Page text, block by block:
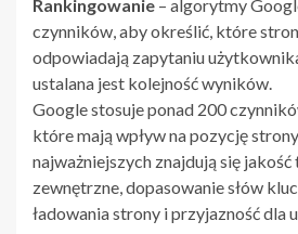
Rankingowanie – algorytmy
czynników, aby określić, które
odpowiadają zapytaniu
ustalana jest kolejność wyników.
Google stosuje ponad 200
które mają wpływ na pozycję
najważniejszych znajdują się
zewnętrzne, dopasowanie słów
ładowania strony i przyjazność dla